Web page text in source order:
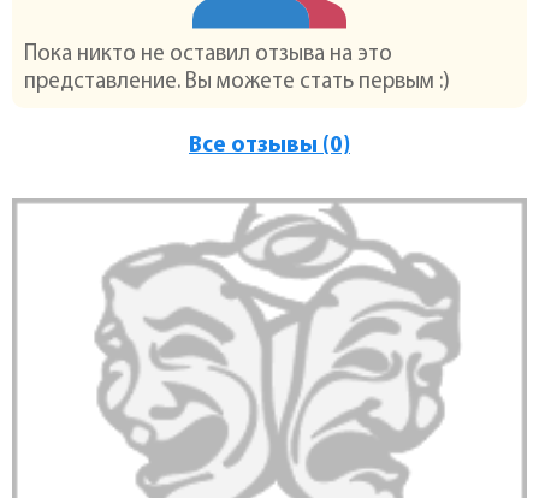
Пока никто не оставил отзыва на это
представление. Вы можете стать первым :)
Все отзывы (0)